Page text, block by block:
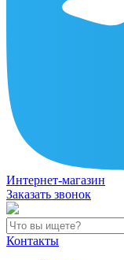
Интернет-магазин
Заказать звонок
Контакты